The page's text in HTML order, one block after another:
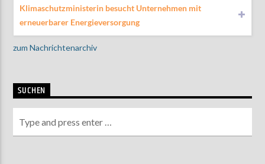
Klimaschutzministerin besucht Unternehmen mit
erneuerbarer Energieversorgung
zum Nachrichtenarchiv
SUCHEN